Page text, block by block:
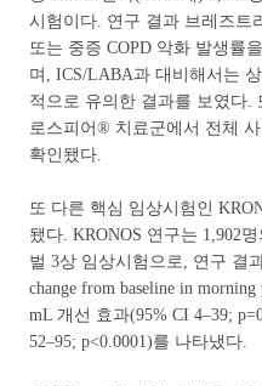
시험이다. 연구 결과 브레즈
또는 중증 COPD 악화 발생률
며, ICS/LABA과 대비해서는 상
적으로 유의한 결과를 보였다.
로스피어® 치료군에서 전체
확인됐다.
또 다른 핵심 임상시험인
됐다. KRONOS 연구는 1,902
벌 3상 임상시험으로, 연구 결
change from baseline in
mL 개선 효과(95% CI 4–39;
52–95; p<0.0001)를 나타냈다.